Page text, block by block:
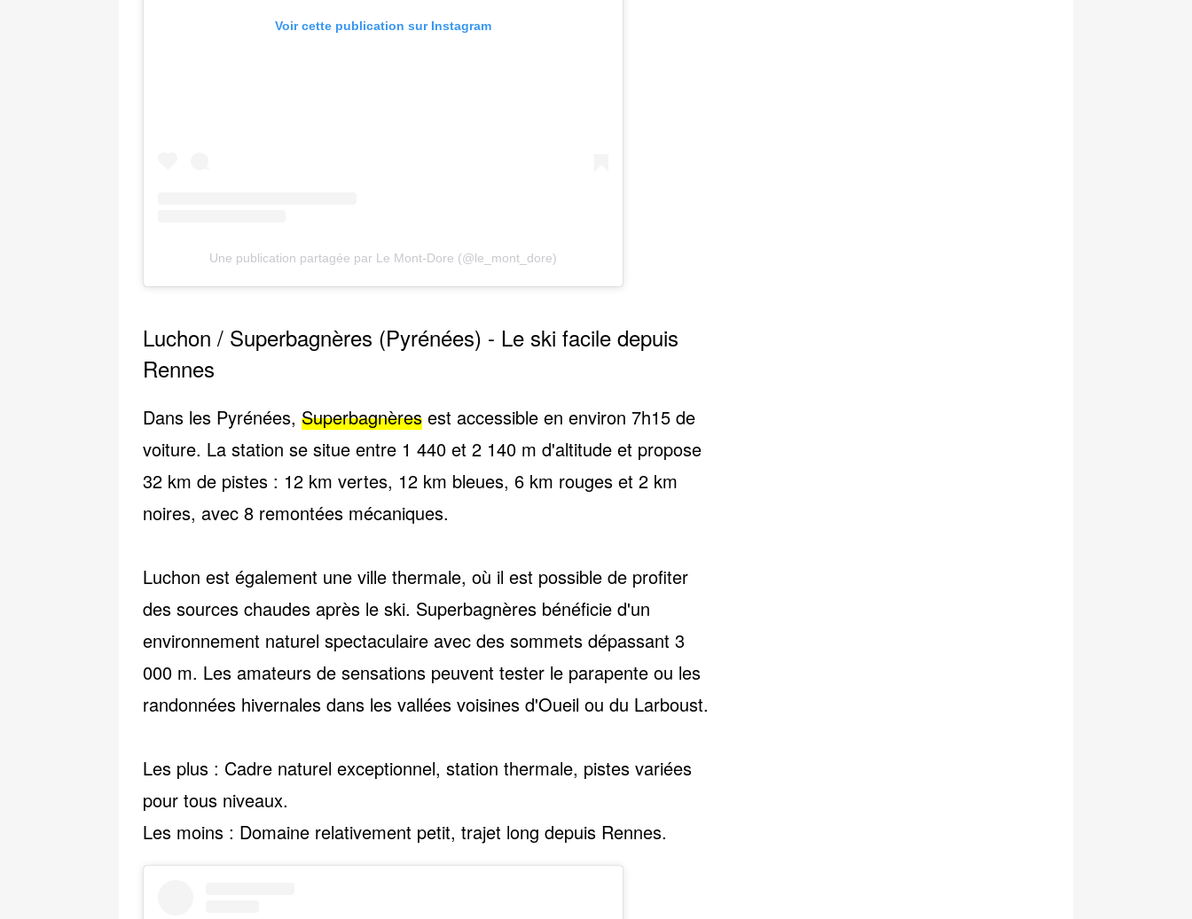
Voir cette publication sur Instagram
Une publication partagée par Le Mont-Dore (@le_mont_dore)
Luchon / Superbagnères (Pyrénées) - Le ski facile depuis
Rennes
Dans les Pyrénées,Superbagnères est accessible en environ 7h15 de
voiture. La station se situe entre 1 440 et 2 140 m d'altitude et propose
32 km de pistes : 12 km vertes, 12 km bleues, 6 km rouges et 2 km
noires, avec 8 remontées mécaniques.
Luchon est également uneville thermale, où il est possible de profiter
des sources chaudes après le ski. Superbagnères bénéficie d'un
environnement naturel spectaculaire avec des sommets dépassant 3
000 m. Les amateurs de sensations peuvent tester le parapente ou les
randonnées hivernales dans les vallées voisines d'Oueil ou du Larboust.
Les plus : Cadre naturel exceptionnel, station thermale, pistes variées
pour tous niveaux.
Les moins : Domaine relativement petit, trajet long depuis Rennes.